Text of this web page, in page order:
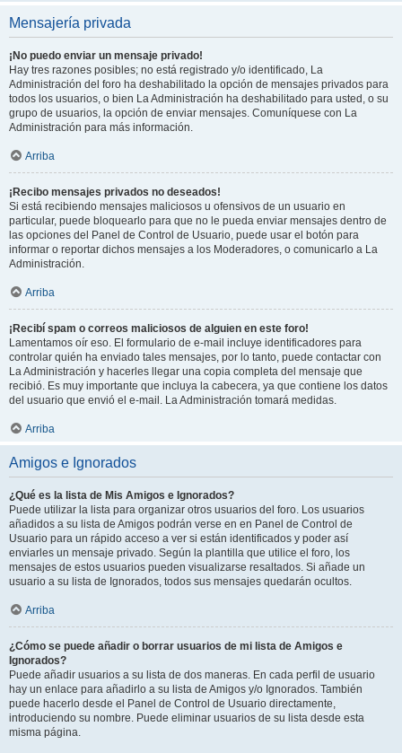
Mensajería privada
¡No puedo enviar un mensaje privado!
Hay tres razones posibles; no está registrado y/o identificado, La
Administración del foro ha deshabilitado la opción de mensajes privados para
todos los usuarios, o bien La Administración ha deshabilitado para usted, o su
grupo de usuarios, la opción de enviar mensajes. Comuníquese con La
Administración para más información.
Arriba
¡Recibo mensajes privados no deseados!
Si está recibiendo mensajes maliciosos u ofensivos de un usuario en
particular, puede bloquearlo para que no le pueda enviar mensajes dentro de
las opciones del Panel de Control de Usuario, puede usar el botón para
informar o reportar dichos mensajes a los Moderadores, o comunicarlo a La
Administración.
Arriba
¡Recibí spam o correos maliciosos de alguien en este foro!
Lamentamos oír eso. El formulario de e-mail incluye identificadores para
controlar quién ha enviado tales mensajes, por lo tanto, puede contactar con
La Administración y hacerles llegar una copia completa del mensaje que
recibió. Es muy importante que incluya la cabecera, ya que contiene los datos
del usuario que envió el e-mail. La Administración tomará medidas.
Arriba
Amigos e Ignorados
¿Qué es la lista de Mis Amigos e Ignorados?
Puede utilizar la lista para organizar otros usuarios del foro. Los usuarios
añadidos a su lista de Amigos podrán verse en en Panel de Control de
Usuario para un rápido acceso a ver si están identificados y poder así
enviarles un mensaje privado. Según la plantilla que utilice el foro, los
mensajes de estos usuarios pueden visualizarse resaltados. Si añade un
usuario a su lista de Ignorados, todos sus mensajes quedarán ocultos.
Arriba
¿Cómo se puede añadir o borrar usuarios de mi lista de Amigos e
Ignorados?
Puede añadir usuarios a su lista de dos maneras. En cada perfil de usuario
hay un enlace para añadirlo a su lista de Amigos y/o Ignorados. También
puede hacerlo desde el Panel de Control de Usuario directamente,
introduciendo su nombre. Puede eliminar usuarios de su lista desde esta
misma página.